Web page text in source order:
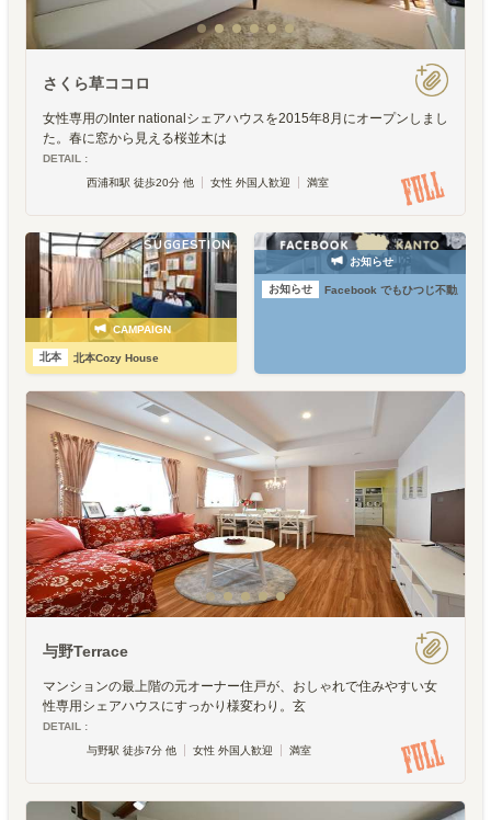
さくら草ココロ
女性専用のInter nationalシェアハウスを2015年8月にオープンしまし
た。春に窓から見える桜並木は
DETAIL :
西浦和駅 徒歩20分 他
女性 外国人歓迎 満室
CAMPAIGN
北本 北本Cozy House
SUGGESTION
お知らせ
お知らせ Facebook でもひつじ不動産
与野Terrace
マンションの最上階の元オーナー住戸が、おしゃれで住みやすい女
性専用シェアハウスにすっかり様変わり。玄
DETAIL :
与野駅 徒歩7分 他
女性 外国人歓迎 満室